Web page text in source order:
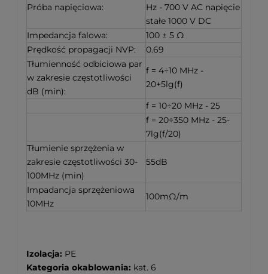
Próba napięciowa:
Hz - 700 V AC napięcie
stałe 1000 V DC
Impedancja falowa:
100 ± 5 Ω
Prędkość propagacji NVP:
0.69
Tłumienność odbiciowa par
w zakresie częstotliwości
dB (min):
f = 4÷10 MHz -
20+5lg(f)
f = 10÷20 MHz - 25
f = 20÷350 MHz - 25-
7lg(f/20)
Tłumienie sprzężenia w
zakresie częstotliwości 30-
100MHz (min)
55dB
Impadancja sprzężeniowa
10MHz
100mΩ/m
Izolacja: PE
Kategoria okablowania: kat. 6